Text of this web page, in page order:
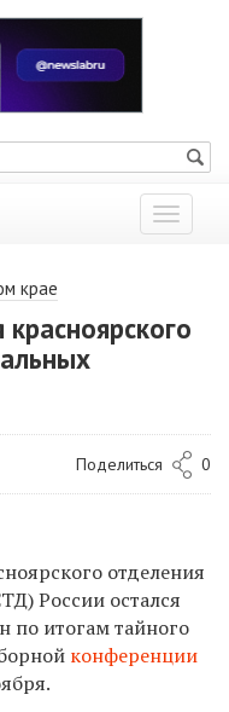
Показать
меню
крае
Поделиться 0
отделения
России остался
итогам тайного
конференции